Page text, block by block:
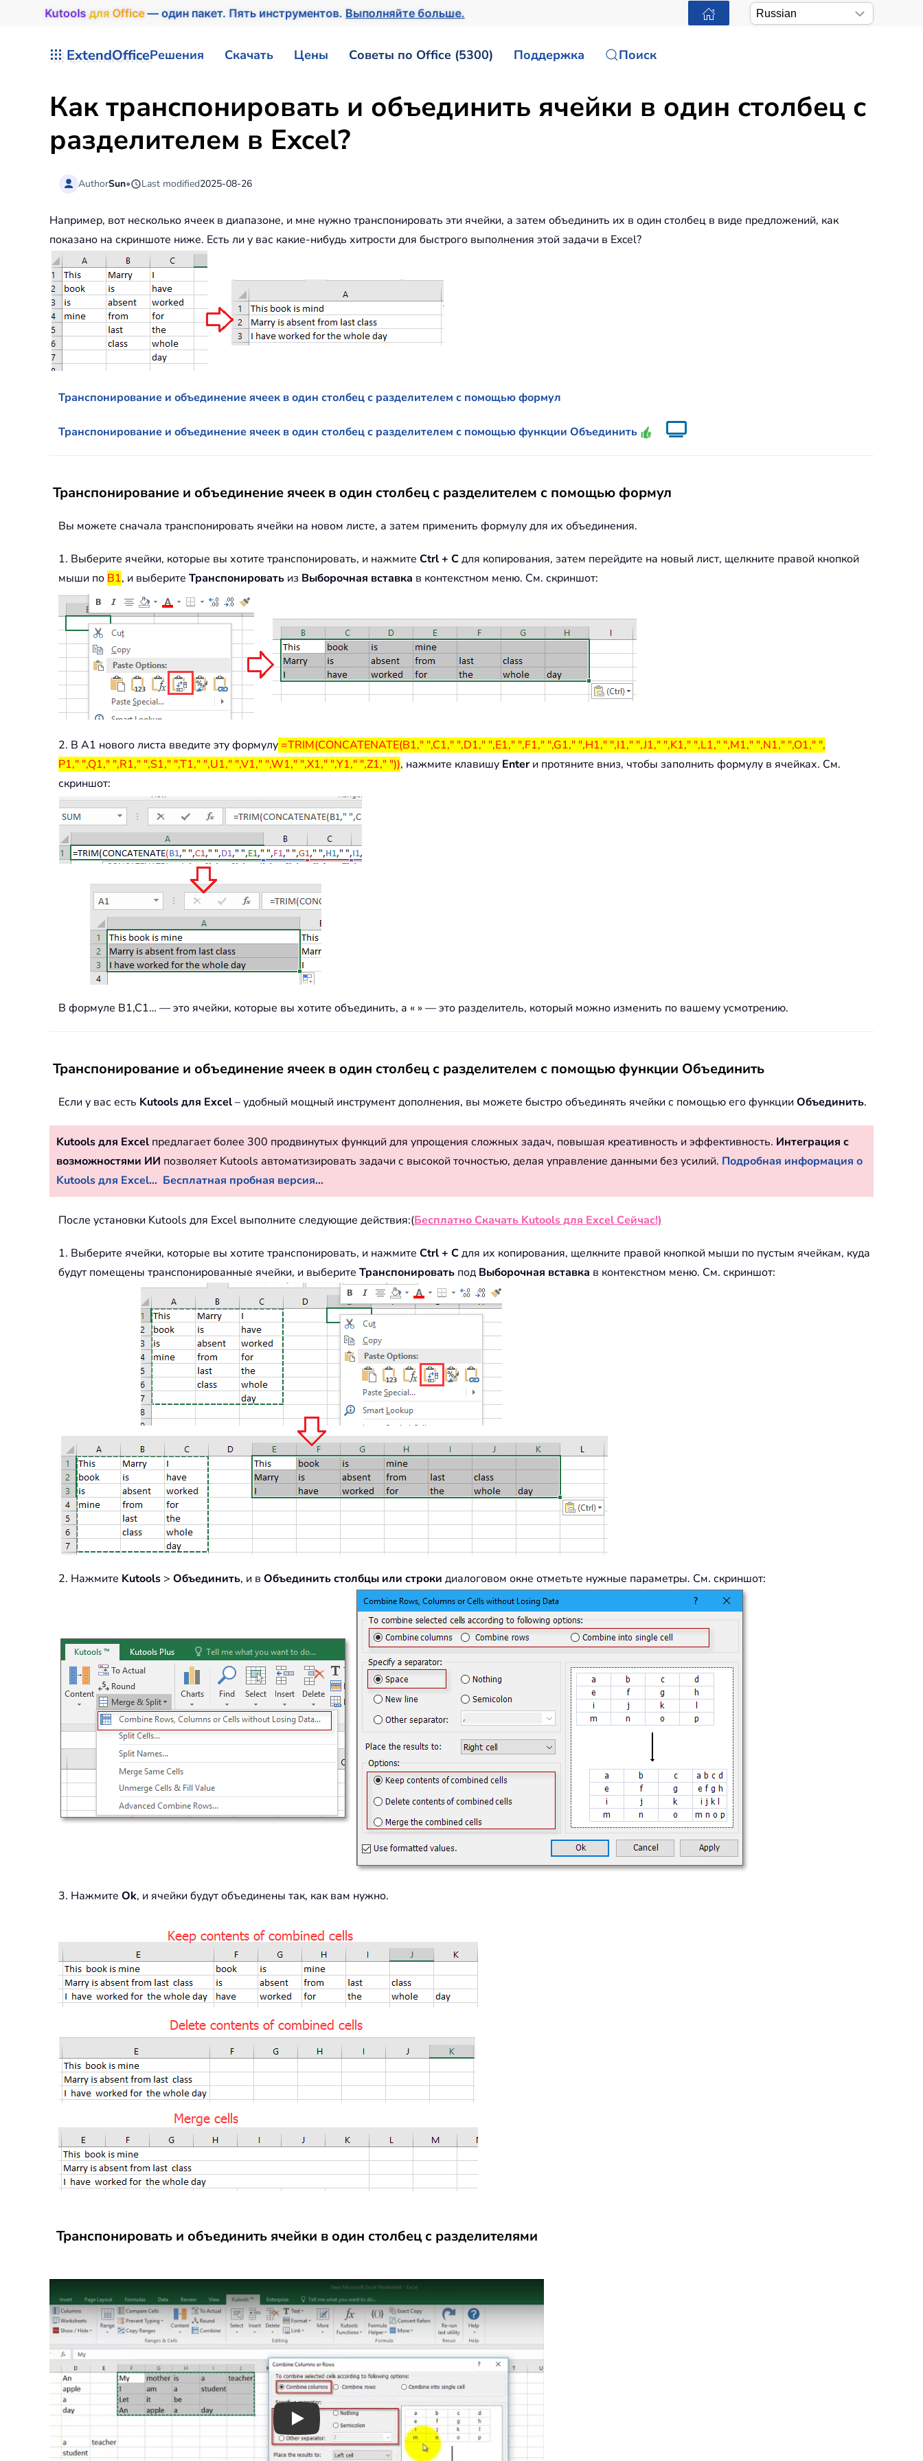
Kutools для Office— один пакет. Пять инструментов. Выполняйте больше.
ExtendOfficeРешения Скачать Цены Советы по Office (5300) Поддержка Поиск
Как транспонировать и объединить ячейки в один столбец с
разделителем в Excel?
AuthorSun• Last modified2025-08-26
Например, вот несколько ячеек в диапазоне, и мне нужно транспонировать эти ячейки, а затем объединить их в один столбец в виде предложений, как
показано на скриншоте ниже. Есть ли у вас какие-нибудь хитрости для быстрого выполнения этой задачи в Excel?
Транспонирование и объединение ячеек в один столбец с разделителем с помощью формул
Транспонирование и объединение ячеек в один столбец с разделителем с помощью функции Объединить
Транспонирование и объединение ячеек в один столбец с разделителем с помощью формул
Вы можете сначала транспонировать ячейки на новом листе, а затем применить формулу для их объединения.
1. Выберите ячейки, которые вы хотите транспонировать, и нажмите Ctrl + Cдля копирования, затем перейдите на новый лист, щелкните правой кнопкой
мыши по B1, и выберите Транспонировать из Выборочная вставка в контекстном меню. См. скриншот:
2. В A1 нового листа введите эту формулу =TRIM(CONCATENATE(B1," ",C1," ",D1," ",E1," ",F1," ",G1," ",H1," ",I1," ",J1," ",K1," ",L1," ",M1," ",N1," ",O1," ",
P1," ",Q1," ",R1," ",S1," ",T1," ",U1," ",V1," ",W1," ",X1," ",Y1," ",Z1," ")), нажмите клавишу Enterи протяните вниз, чтобы заполнить формулу в ячейках. См.
скриншот:
В формуле B1,C1… — это ячейки, которые вы хотите объединить, а « » — это разделитель, который можно изменить по вашему усмотрению.
Транспонирование и объединение ячеек в один столбец с разделителем с помощью функции Объединить
Если у вас есть Kutools для Excel– удобный мощный инструмент дополнения, вы можете быстро объединять ячейки с помощью его функции Объединить.
Kutools для Excel предлагает более 300 продвинутых функций для упрощения сложных задач, повышая креативность и эффективность. Интеграция с
возможностями ИИ позволяет Kutools автоматизировать задачи с высокой точностью, делая управление данными без усилий. Подробная информация о
Kutools для Excel... Бесплатная пробная версия...
После установки Kutools для Excel выполните следующие действия:(Бесплатно Скачать Kutools для Excel Сейчас!)
1. Выберите ячейки, которые вы хотите транспонировать, и нажмите Ctrl + Cдля их копирования, щелкните правой кнопкой мыши по пустым ячейкам, куда
будут помещены транспонированные ячейки, и выберите Транспонировать под Выборочная вставка в контекстном меню. См. скриншот:
2. Нажмите Kutools > Объединить, и в Объединить столбцы или строки диалоговом окне отметьте нужные параметры. См. скриншот:
3. Нажмите Ok, и ячейки будут объединены так, как вам нужно.
Транспонировать и объединить ячейки в один столбец с разделителями
Play